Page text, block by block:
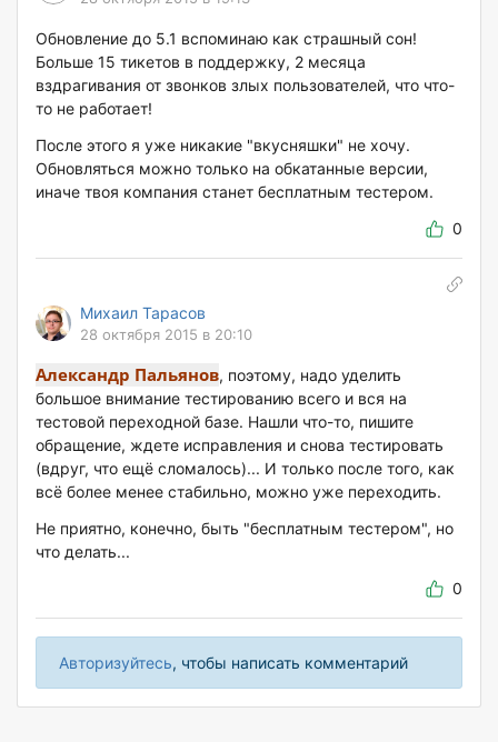
Обновление до 5.1 вспоминаю как страшный сон!
Больше 15 тикетов в поддержку, 2 месяца
вздрагивания от звонков злых пользователей, что что-
то не работает!
После этого я уже никакие "вкусняшки" не хочу.
Обновляться можно только на обкатанные версии,
иначе твоя компания станет бесплатным тестером.
0
Михаил Тарасов
28 октября 2015 в 20:10
Александр Пальянов, поэтому, надо уделить
большое внимание тестированию всего и вся на
тестовой переходной базе. Нашли что-то, пишите
обращение, ждете исправления и снова тестировать
(вдруг, что ещё сломалось)... И только после того, как
всё более менее стабильно, можно уже переходить.
Не приятно, конечно, быть "бесплатным тестером", но
что делать...
0
Авторизуйтесь, чтобы написать комментарий